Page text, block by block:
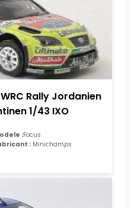
Rally Jordanien
1/43 IXO
:Focus
: Minichamps